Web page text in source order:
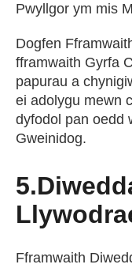
Pwyllgor ym mis
Dogfen
fframwaith Gyrfa
papurau a
ei adolygu mewn
dyfodol pan oedd
Gweinidog.
Fframwaith